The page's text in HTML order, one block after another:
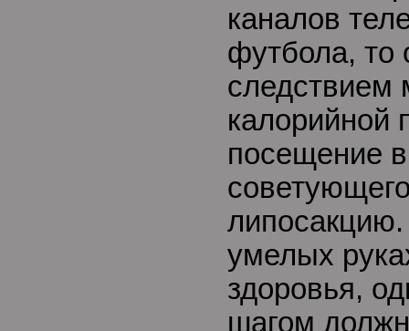
каналов
футбола, то
следствием
калорийной
посещение
умелых
здоровья,
шагом